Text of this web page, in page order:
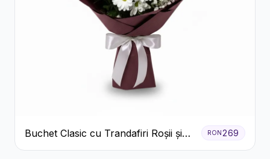
Buchet Clasic cu Trandafiri Roșii și
Crizanteme Albe
RON 269